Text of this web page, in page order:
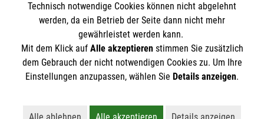
Bank: Pax-Bank für Kirche und Caritas eG
IBAN: DE21370601201201210387
BIC: GENODED1PA7
So finden Sie uns
Boschstraße 5
53359 Rheinbach
wachleitung.rheinbach@malteser.org
Der Malteser Hilfsdienst e.V. ist als eingetragene
Gewerbesteuer befreit.
Technisch notwendige Cookies können nicht abgelehnt
werden, da ein Betrieb der Seite dann nicht mehr
gewährleistet werden kann.
Mit dem Klick auf Alle akzeptierenstimmen Sie zusätzlich
dem Gebrauch der nicht notwendigen Cookies zu. Um Ihre
Einstellungen anzupassen, wählen Sie Details anzeigen.